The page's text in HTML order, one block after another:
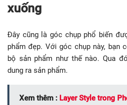
xuống
Đây cũng là góc chụp phổ biến
phẩm đẹp. Với góc chụp này, bạn
bộ sản phẩm như thế nào. Qua
dung ra sản phẩm.
Xem thêm : Layer Style trong